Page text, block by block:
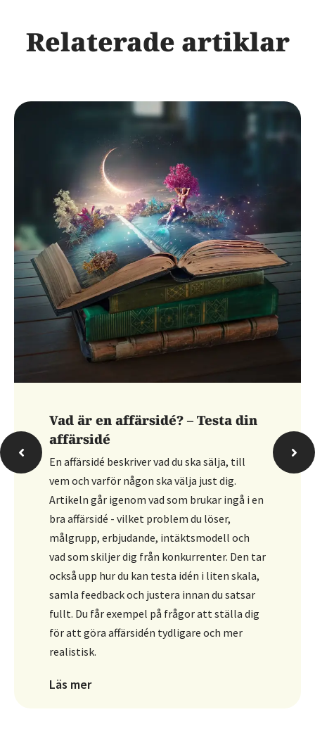
Relaterade artiklar
Hur bokför du personalfesten?
Artikeln går igenom hur du bokför en
personalfest och vilka konton som
vanligtvis används. Den förklarar att
kostnaden ofta bokförs som
personalrepresentation, där du kan dela upp
i avdragsgill och ej avdragsgill del. Du får
konkreta kontoförslag och vägledning i hur
du håller ordning på underlagen.
Läs mer